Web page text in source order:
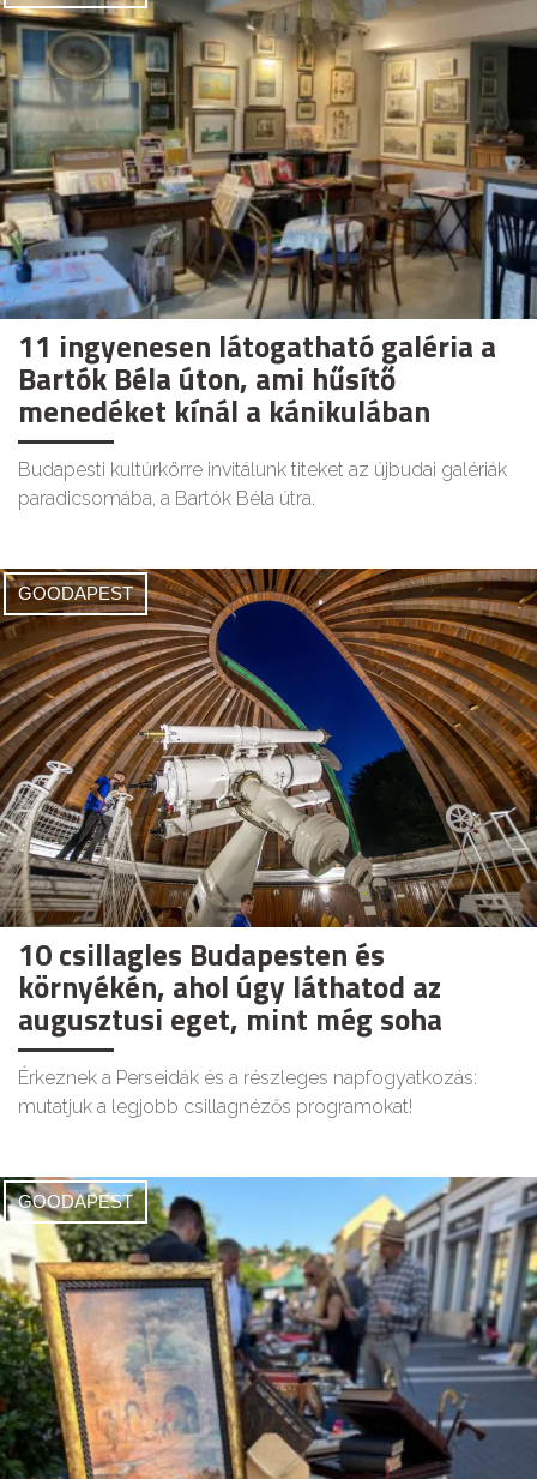
11 ingyenesen látogatható galéria a
Bartók Béla úton, ami hűsítő
menedéket kínál a kánikulában
Budapesti kultúrkörre invitálunk titeket az újbudai galériák
paradicsomába, a Bartók Béla útra.
GOODAPEST
10 csillagles Budapesten és
környékén, ahol úgy láthatod az
augusztusi eget, mint még soha
Érkeznek a Perseidák és a részleges napfogyatkozás:
mutatjuk a legjobb csillagnézős programokat!
GOODAPEST